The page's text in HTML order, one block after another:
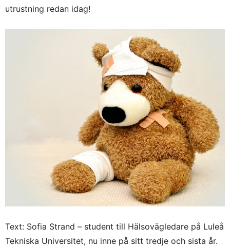
utrustning redan idag!
Text: Sofia Strand – student till Hälsovägledare på Luleå
Tekniska Universitet, nu inne på sitt tredje och sista år.